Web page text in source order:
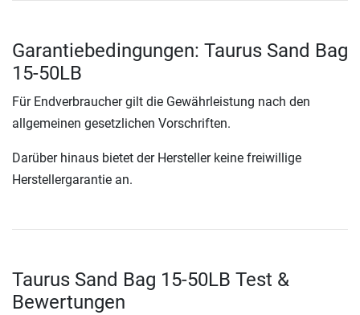
Garantiebedingungen: Taurus Sand Bag
15-50LB
Für Endverbraucher gilt die Gewährleistung nach den
allgemeinen gesetzlichen Vorschriften.
Darüber hinaus bietet der Hersteller keine freiwillige
Herstellergarantie an.
Taurus Sand Bag 15-50LB Test &
Bewertungen